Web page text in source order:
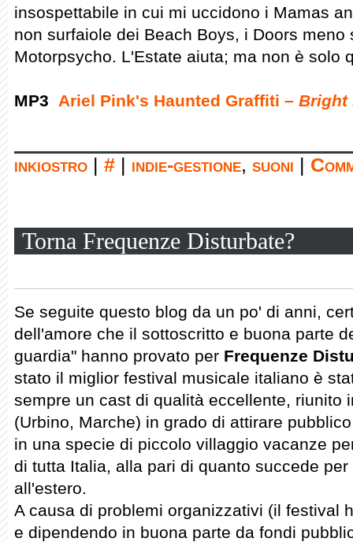
insospettabile in cui mi uccidono i Mamas
non surfaiole dei Beach Boys, i Doors
Motorpsycho. L'Estate aiuta; ma non è solo
MP3 Ariel Pink's Haunted Graffiti – Bright
inkiostro # indie-gestione, suoni
Torna Frequenze Disturbate?
Se seguite questo blog da un po' di anni,
dell'amore che il sottoscritto e buona parte
guardia" hanno provato per Frequenze
stato il miglior festival musicale italiano è
sempre un cast di qualità eccellente, riunito
(Urbino, Marche) in grado di attirare
in una specie di piccolo villaggio vacanze
di tutta Italia, alla pari di quanto succede
all'estero.
A causa di problemi organizzativi (il festival
e dipendendo in buona parte da fondi